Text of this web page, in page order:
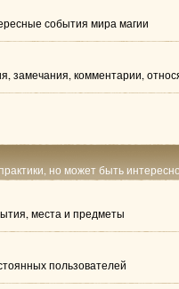
события мира магии
замечания, комментарии,
но может быть
места и предметы
пользователей